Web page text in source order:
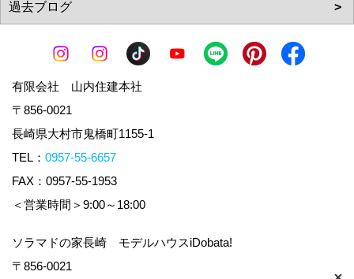
有限会社 山内住建本社
〒856-0021
長崎県大村市鬼橋町1155-1
TEL： 0957-55-6657
FAX：0957-55-1953
＜営業時間＞9:00～18:00
ソラマドの家長崎 モデルハウスiDobata!
〒856-0021